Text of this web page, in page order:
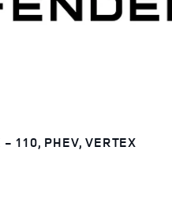
- 110, PHEV, VERTEX